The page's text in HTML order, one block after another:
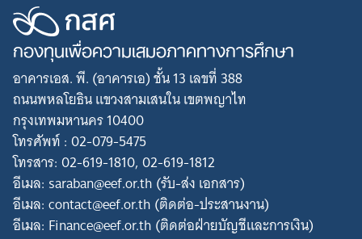
กองทุนเพื่อความเสมอภาคทางการศึกษา
อาคารเอส. พี. (อาคารเอ) ชั้น 13 เลขที่ 388
ถนนพหลโยธิน แขวงสามเสนใน เขตพญาไท
กรุงเทพมหานคร 10400
โทรศัพท์ : 02-079-5475
โทรสาร: 02-619-1810, 02-619-1812
อีเมล: saraban@eef.or.th (รับ-ส่ง เอกสาร)
อีเมล: contact@eef.or.th (ติดต่อ-ประสานงาน)
อีเมล: Finance@eef.or.th (ติดต่อฝ่ายบัญชีและการเงิน)